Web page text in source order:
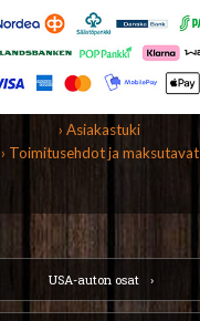
› Asiakastuki
› Toimitusehdot ja maksutavat
USA-auton osat